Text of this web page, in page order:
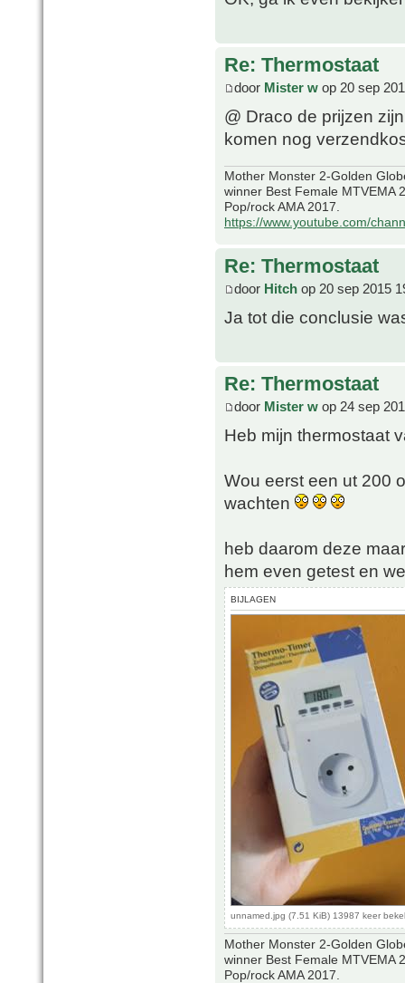
Re: Thermostaat
door Mister w op 20 sep
@ Draco de prijzen
komen nog
Mother Monster 2-Golden
winner Best Female MTVEMA
Pop/rock AMA 2017.
https://www.youtube.com/
Re: Thermostaat
door Hitch op 20 sep 2015
Ja tot die conclusie
Re: Thermostaat
door Mister w op 24 sep
Heb mijn thermostaat
Wou eerst een ut 200
wachten
heb daarom deze
hem even getest en
BIJLAGEN
unnamed.jpg (7.51 KiB) 13987 keer
Mother Monster 2-Golden
winner Best Female MTVEMA
Pop/rock AMA 2017.